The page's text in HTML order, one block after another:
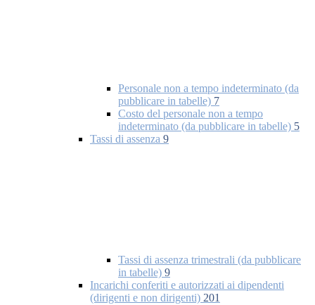
Personale non a tempo indeterminato (da
pubblicare in tabelle) 7
Costo del personale non a tempo
indeterminato (da pubblicare in tabelle) 5
Tassi di assenza 9
Tassi di assenza trimestrali (da pubblicare
in tabelle) 9
Incarichi conferiti e autorizzati ai dipendenti
(dirigenti e non dirigenti) 201